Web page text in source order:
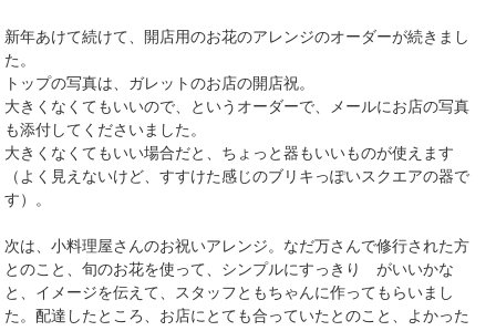
新年あけて続けて、開店用のお花のアレンジのオーダーが続きまし
た。
トップの写真は、ガレットのお店の開店祝。
大きくなくてもいいので、というオーダーで、メールにお店の写真
も添付してくださいました。
大きくなくてもいい場合だと、ちょっと器もいいものが使えます
（よく見えないけど、すすけた感じのブリキっぽいスクエアの器で
す）。
次は、小料理屋さんのお祝いアレンジ。なだ万さんで修行された方
とのこと、旬のお花を使って、シンプルにすっきり がいいかな
と、イメージを伝えて、スタッフともちゃんに作ってもらいまし
た。配達したところ、お店にとても合っていたとのこと、よかった